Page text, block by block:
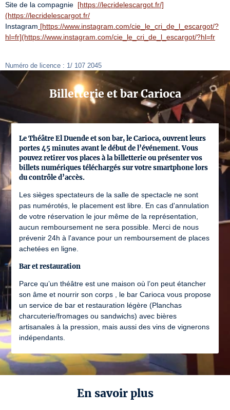
Site de la compagnie [https://lecridelescargot.fr/]
(https://lecridelescargot.fr/
Instagram [https://www.instagram.com/cie_le_cri_de_l_escargot/?
hl=fr](https://www.instagram.com/cie_le_cri_de_l_escargot/?hl=fr
Numéro de licence : 1/ 107 2045
Billetterie et bar Carioca
Le Théâtre El Duende et son bar, le Carioca, ouvrent leurs
portes 45 minutes avant le début de l’événement. Vous
pouvez retirer vos places à la billetterie ou présenter vos
billets numériques téléchargés sur votre smartphone lors
du contrôle d’accès.
Les sièges spectateurs de la salle de spectacle ne sont
pas numérotés, le placement est libre. En cas d'annulation
de votre réservation le jour même de la représentation,
aucun remboursement ne sera possible. Merci de nous
prévenir 24h à l'avance pour un remboursement de places
achetées en ligne.
Bar et restauration
Parce qu’un théâtre est une maison où l’on peut étancher
son âme et nourrir son corps , le bar Carioca vous propose
un service de bar et restauration légère (Planchas
charcuterie/fromages ou sandwichs) avec bières
artisanales à la pression, mais aussi des vins de vignerons
indépendants.
En savoir plus